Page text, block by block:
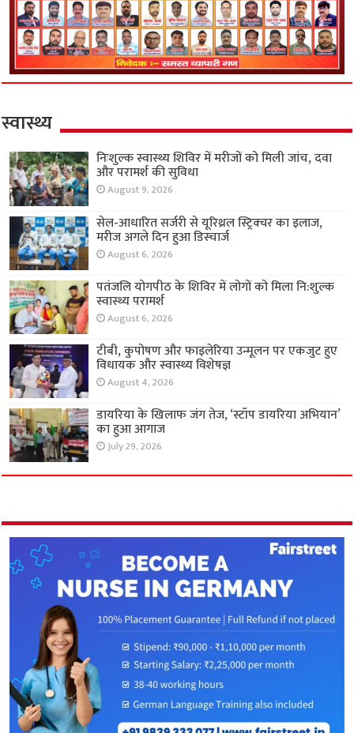
स्वास्थ्य
निःशुल्क स्वास्थ्य शिविर में मरीजों को मिली जांच, दवा
और परामर्श की सुविधा
August 9, 2026
सेल-आधारित सर्जरी से यूरिथ्रल स्ट्रिक्चर का इलाज,
मरीज अगले दिन हुआ डिस्चार्ज
August 6, 2026
पतंजलि योगपीठ के शिविर में लोगों को मिला नि:शुल्क
स्वास्थ्य परामर्श
August 6, 2026
टीबी, कुपोषण और फाइलेरिया उन्मूलन पर एकजुट हुए
विधायक और स्वास्थ्य विशेषज्ञ
August 4, 2026
डायरिया के खिलाफ जंग तेज, ‘स्टॉप डायरिया अभियान’
का हुआ आगाज
July 29, 2026